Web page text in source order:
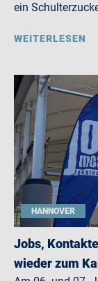
ein
WEITERLESEN
HANNOVER
Jobs,
wieder zum